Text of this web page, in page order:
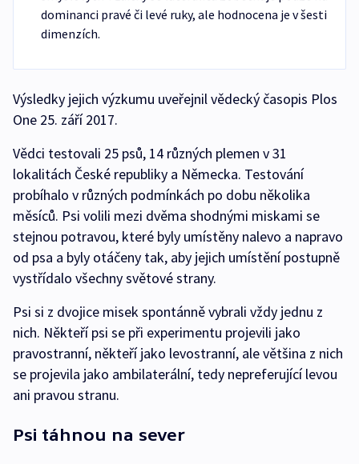
dominanci pravé či levé ruky, ale hodnocena je v šesti
dimenzích.
Výsledky jejich výzkumu uveřejnil vědecký časopis Plos
One 25. září 2017.
Vědci testovali 25 psů, 14 různých plemen v 31
lokalitách České republiky a Německa. Testování
probíhalo v různých podmínkách po dobu několika
měsíců. Psi volili mezi dvěma shodnými miskami se
stejnou potravou, které byly umístěny nalevo a napravo
od psa a byly otáčeny tak, aby jejich umístění postupně
vystřídalo všechny světové strany.
Psi si z dvojice misek spontánně vybrali vždy jednu z
nich. Někteří psi se při experimentu projevili jako
pravostranní, někteří jako levostranní, ale většina z nich
se projevila jako ambilaterální, tedy nepreferující levou
ani pravou stranu.
Psi táhnou na sever